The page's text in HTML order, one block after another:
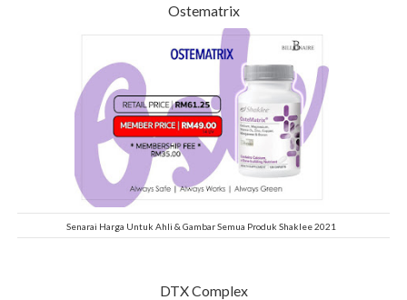
Ostematrix
Senarai Harga Untuk Ahli & Gambar Semua Produk Shaklee 2021
DTX Complex